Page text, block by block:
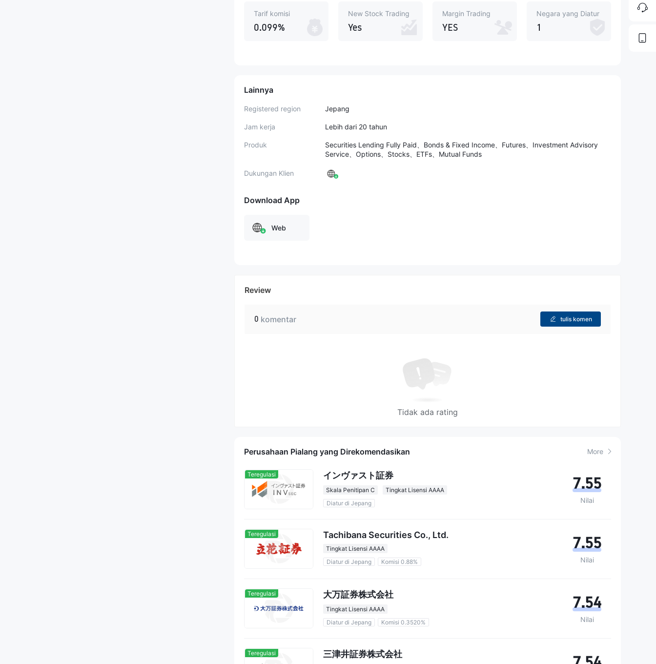
Tarif komisi
0.099%
New Stock Trading
Yes
Margin Trading
YES
Negara yang Diatur
1
Lainnya
Registered region Jepang
Jam kerja Lebih dari 20 tahun
Produk
Securities Lending Fully Paid、Bonds & Fixed Income、Futures、Investment Advisory
Service、Options、Stocks、ETFs、Mutual Funds
Dukungan Klien
Download App
Web
Review
0 komentar tulis komen
Tidak ada rating
Perusahaan Pialang yang Direkomendasikan More
Teregulasi インヴァスト証券
Skala Penitipan C
Tingkat Lisensi AAAA
Diatur di Jepang
7.55
Nilai
Teregulasi Tachibana Securities Co., Ltd.
Tingkat Lisensi AAAA
Diatur di Jepang
Komisi 0.88%
7.55
Nilai
Teregulasi 大万証券株式会社
Tingkat Lisensi AAAA
Diatur di Jepang
Komisi 0.3520%
7.54
Nilai
Teregulasi 三津井証券株式会社